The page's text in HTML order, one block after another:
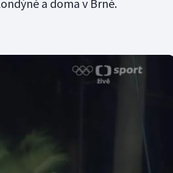
a doma v Brně.